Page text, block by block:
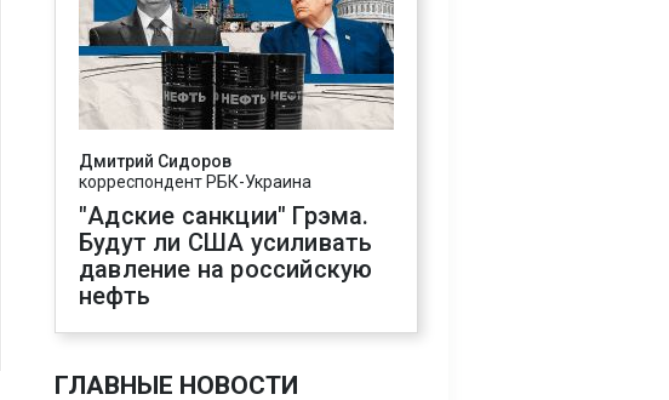
Дмитрий Сидоров
корреспондент РБК-Украина
"Адские санкции" Грэма.
Будут ли США усиливать
давление на российскую
нефть
ГЛАВНЫЕ НОВОСТИ